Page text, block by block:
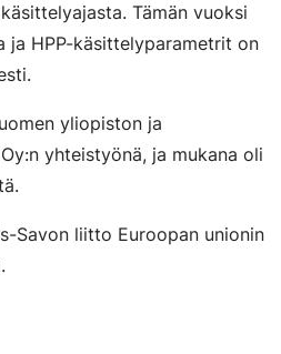
Tämän vuoksi
ja HPP-käsittelyparametrit on
yliopiston ja
yhteistyönä, ja mukana oli
Savon liitto Euroopan unionin